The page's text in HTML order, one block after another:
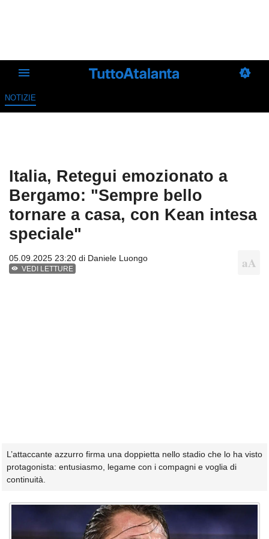
NOTIZIE
Italia, Retegui emozionato a
Bergamo: "Sempre bello
tornare a casa, con Kean intesa
speciale"
05.09.2025 23:20 di Daniele Luongo
VEDI LETTURE
L’attaccante azzurro firma una doppietta nello stadio che lo ha visto
protagonista: entusiasmo, legame con i compagni e voglia di
continuità.